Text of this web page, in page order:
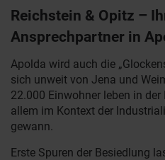
Reichstein & Opitz –
Ansprechpartner in
Apolda wird auch die
sich unweit von Jena und
22.000 Einwohner leben in
allem im Kontext der
gewann.
Erste Spuren der Besiedlung